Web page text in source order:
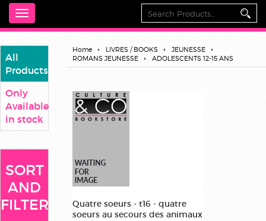
Toggle
navigation
All
Products
Only
Available
in stock
SORT
AND
FILTER
Home LIVRES / BOOKS
JEUNESSE
ROMANS JEUNESSE
ADOLESCENTS 12-15 ANS
Quatre soeurs - t16 - quatre
soeurs au secours des animaux